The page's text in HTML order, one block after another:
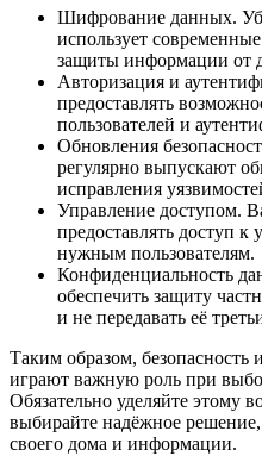
Шифрование данных.
использует
защиты информации от
Авторизация и
предоставлять
пользователей и
Обновления
регулярно выпускают
исправления
Управление доступом.
предоставлять доступ
нужным пользователям.
Конфиденциальность
обеспечить защиту
и не передавать её
Таким образом,
играют важную роль при
Обязательно уделяйте этому
выбирайте надёжное
своего дома и информации.